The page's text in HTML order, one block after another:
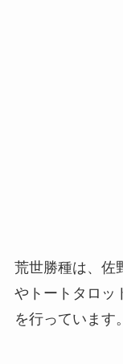
荒世勝種は、佐
やトートタロッ
を行っています。